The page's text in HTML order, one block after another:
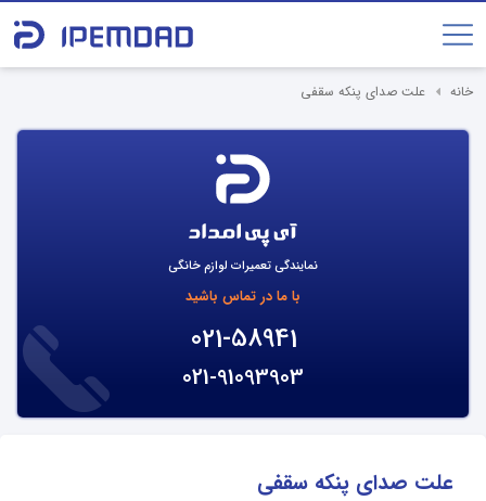
خانه علت صدای پنکه سقفی
نمایندگی تعمیرات لوازم خانگی
با ما در تماس باشید
021-58941
021-91093903
علت صدای پنکه سقفی